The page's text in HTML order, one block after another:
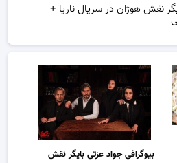
نقش هوژان در سریال ناریا +
بیوگرافی جواد عزتی بایگر نقش